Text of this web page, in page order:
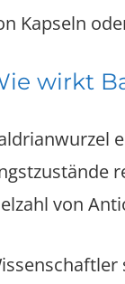
Kapseln
wirkt
von